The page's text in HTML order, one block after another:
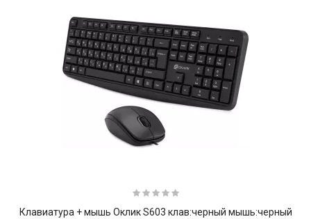
Клавиатура + мышь Оклик S603 клав:черный мышь:черный